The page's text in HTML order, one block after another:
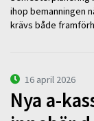
ihop bemanningen
krävs både
16 april 2026
Nya a-